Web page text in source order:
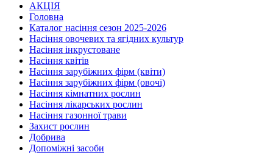
АКЦІЯ
Головна
Каталог насіння сезон 2025-2026
Насіння овочевих та ягідних культур
Насіння інкрустоване
Насіння квітів
Насіння зарубіжних фірм (квіти)
Насіння зарубіжних фірм (овочі)
Насіння кімнатних рослин
Насіння лікарських рослин
Насіння газонної трави
Захист рослин
Добрива
Допоміжні засоби